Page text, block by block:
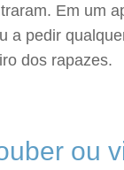
Em um
a pedir
dos rapazes.
ou